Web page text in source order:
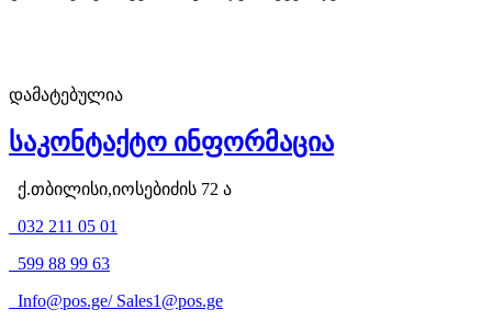
დამატებულია
საკონტაქტო ინფორმაცია
ქ.თბილისი,იოსებიძის 72 ა
032 211 05 01
599 88 99 63
Info@pos.ge/ Sales1@pos.ge